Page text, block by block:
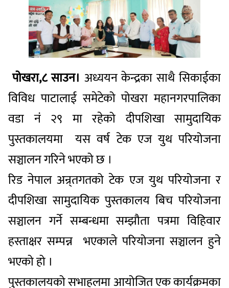
पोखरा,८ साउन। अध्ययन केन्द्रका साथै सिकाईका
विविध पाटालाई समेटेको पोखरा महानगरपालिका
वडा नं २९ मा रहेको दीपशिखा सामुदायिक
पुस्तकालयमा यस वर्ष टेक एज युथ परियोजना
सञ्चालन गरिने भएको छ ।
रिड नेपाल अन्र्तगतको टेक एज युथ परियोजना र
दीपशिखा सामुदायिक पुस्तकालय बिच परियोजना
सञ्चालन गर्ने सम्बन्धमा सम्झौता पत्रमा विहिवार
हस्ताक्षर सम्पन्न भएकाले परियोजना सञ्चालन हुने
भएको हो ।
पुस्तकालयको सभाहलमा आयोजित एक कार्यक्रमका